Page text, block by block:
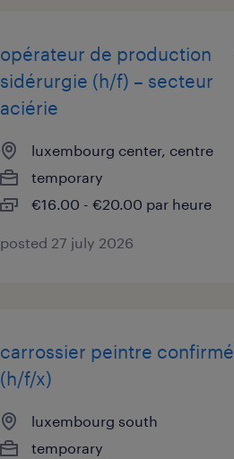
opérateur de production
sidérurgie (h/f) – secteur
aciérie
luxembourg center, centre
temporary
€16.00 - €20.00 par heure
posted 27 july 2026
carrossier peintre confirmé
(h/f/x)
luxembourg south
temporary